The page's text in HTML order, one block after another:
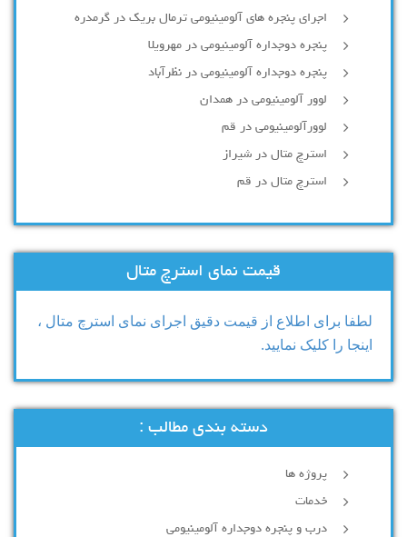
اجرای پنجره های آلومینیومی ترمال بریک در گرمدره
پنجره دوجداره آلومینیومی در مهرویلا
پنجره دوجداره آلومینیومی در نظرآباد
لوور آلومینیومی در همدان
لوورآلومینیومی در قم
استرچ متال در شیراز
استرچ متال در قم
قیمت نمای استرچ متال
لطفا برای اطلاع از قیمت دقیق اجرای نمای استرچ متال ،
اینجا را کلیک نمایید.
دسته بندی مطالب :
پروژه ها
خدمات
درب و پنجره دوجداره آلومینیومی